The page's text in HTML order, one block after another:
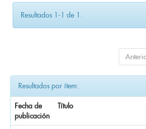
Resultados 1-1 de 1.
Resultados por ítem:
Fecha de
publicación
Título